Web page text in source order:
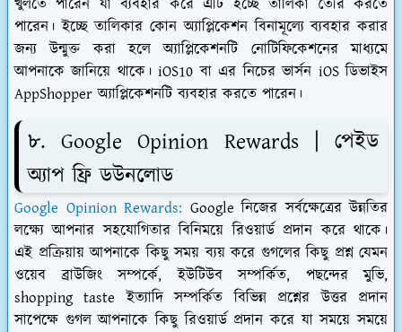
খুলতে পারেন যা ব্যবহার করে এটি ইচ্ছে তালিকা তৈরি করতে
পারেন। ইচ্ছে তালিকার কোন অ্যাপ্লিকেশন বিনামূল্যে ব্যবহার করার
জন্য উন্মুক্ত করা হলে অ্যাপ্লিকেশনটি নোটিফিকেশনের মাধ্যমে
আপনাকে জানিয়ে থাকে। iOS10 বা এর নিচের ভার্সন iOS ডিভাইস
AppShopper অ্যাপ্লিকেশনটি ব্যবহার করতে পারেন।
৮. Google Opinion Rewards | পেইড
অ্যাপ ফ্রি ডউনলোড
Google Opinion Rewards: Google নিজের সর্বক্ষেত্রের উন্নতির
লক্ষ্যে আপনার সহযোগিতার বিনিময়ে রিওয়ার্ড প্রদান করে থাকে।
এই প্রক্রিয়ায় আপনাকে কিছু সময় ব্যয় করে গুগলের কিছু প্রশ্ন যেমন
ওয়েব ব্রাউজিং সম্পর্কে, ইউটিউব সম্পর্কিত, পছন্দের মুভি,
shopping taste ইত্যাদি সম্পর্কিত বিভিন্ন প্রশ্নের উত্তর প্রদান
সাপেক্ষে গুগল আপনাকে কিছু রিওয়ার্ড প্রদান করে যা সময়ে সময়ে